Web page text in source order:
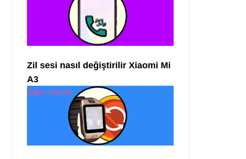
Zil sesi nasıl değiştirilir Xiaomi Mi
A3
Diğer cihazlar